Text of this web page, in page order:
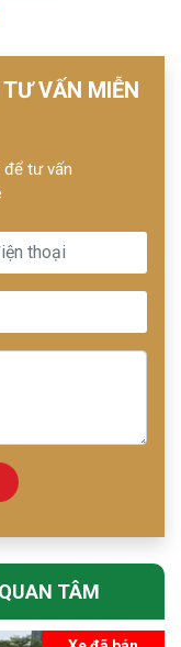
VẤN MIỄN
để tư vấn
TÂM